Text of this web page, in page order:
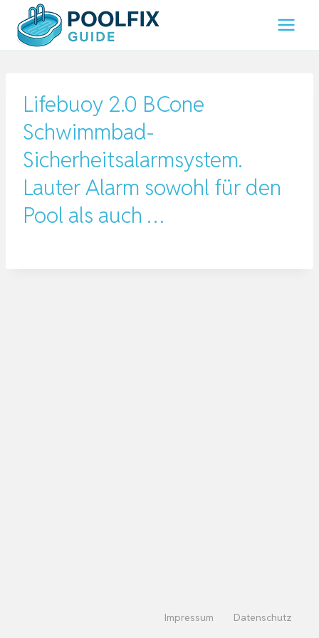
Inhalt
springen
Lifebuoy 2.0 BCone
Schwimmbad-
Sicherheitsalarmsystem.
Lauter Alarm sowohl für den
Pool als auch …
Impressum Datenschutz